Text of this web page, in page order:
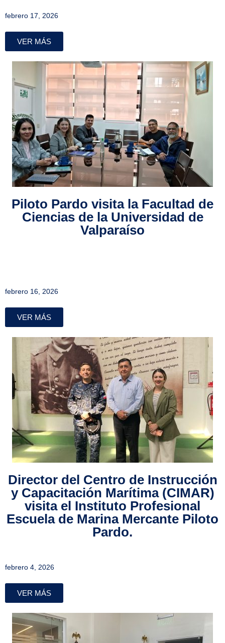
febrero 17, 2026
VER MÁS
Piloto Pardo visita la Facultad de
Ciencias de la Universidad de
Valparaíso
febrero 16, 2026
VER MÁS
Director del Centro de Instrucción
y Capacitación Marítima (CIMAR)
visita el Instituto Profesional
Escuela de Marina Mercante Piloto
Pardo.
febrero 4, 2026
VER MÁS